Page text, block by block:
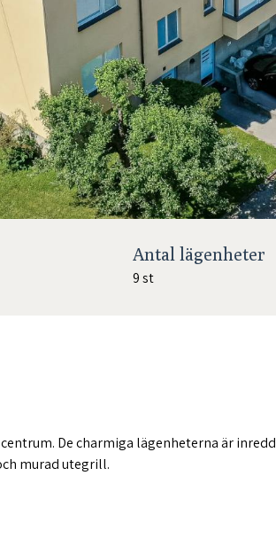
Antal lägenheter
9 st
De charmiga lägenheterna är
murad utegrill.